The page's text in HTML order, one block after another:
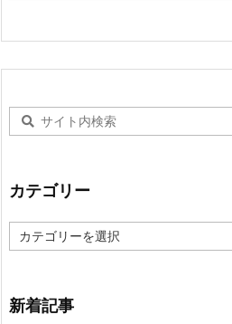
カテゴリー
テ
ー
新着記事